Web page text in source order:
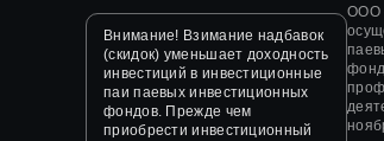
ООО
Внимание! Взимание надбавок
(скидок) уменьшает доходность
инвестиций в инвестиционные
паи паевых инвестиционных
фондов. Прежде чем
приобрести инвестиционный